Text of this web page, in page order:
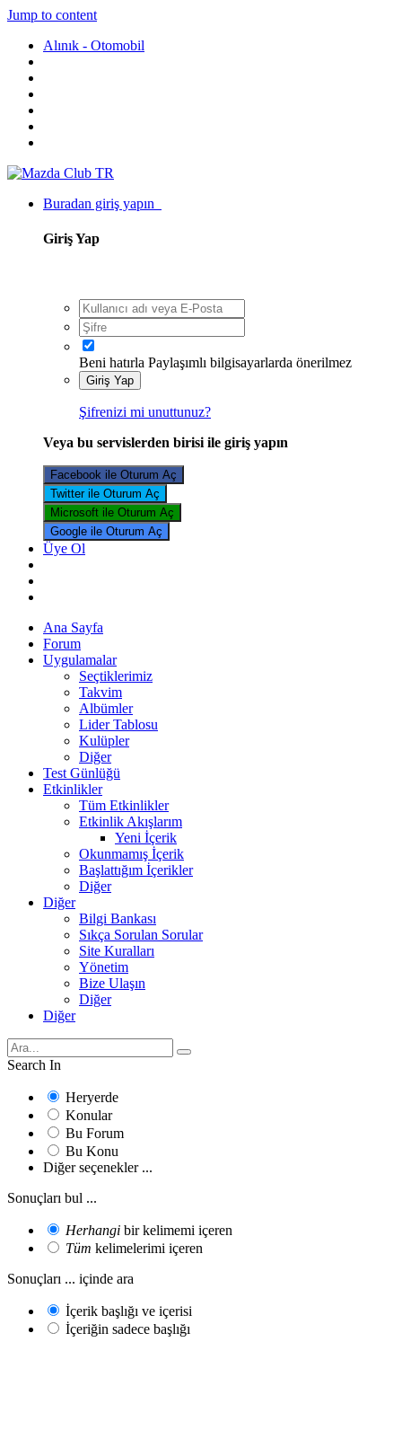
Jump to content
Alınık - Otomobil
Buradan giriş yapın
Giriş Yap
Beni hatırla Paylaşımlı bilgisayarlarda önerilmez
Giriş Yap
Şifrenizi mi unuttunuz?
Veya bu servislerden birisi ile giriş yapın
Facebook ile Oturum Aç
Twitter ile Oturum Aç
Microsoft ile Oturum Aç
Google ile Oturum Aç
Üye Ol
Ana Sayfa
Forum
Uygulamalar
Seçtiklerimiz
Takvim
Albümler
Lider Tablosu
Kulüpler
Diğer
Test Günlüğü
Etkinlikler
Tüm Etkinlikler
Etkinlik Akışlarım
Yeni İçerik
Okunmamış İçerik
Başlattığım İçerikler
Diğer
Diğer
Bilgi Bankası
Sıkça Sorulan Sorular
Site Kuralları
Yönetim
Bize Ulaşın
Diğer
Diğer
Search In
Heryerde
Konular
Bu Forum
Bu Konu
Diğer seçenekler ...
Sonuçları bul ...
Herhangi bir kelimemi içeren
Tüm kelimelerimi içeren
Sonuçları ... içinde ara
İçerik başlığı ve içerisi
İçeriğin sadece başlığı